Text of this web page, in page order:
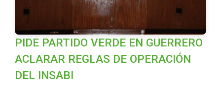
PIDE PARTIDO VERDE EN GUERRERO
ACLARAR REGLAS DE OPERACIÓN
DEL INSABI